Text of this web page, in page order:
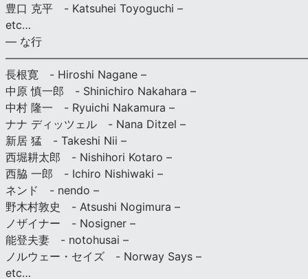
豊口 克平 - Katsuhei Toyoguchi –
etc…
— な行
長根寛 - Hiroshi Nagane –
中原 慎一郎 - Shinichiro Nakahara –
中村 隆一 - Ryuichi Nakamura –
ナナ ディッツェル - Nana Ditzel –
新居 猛 - Takeshi Nii –
西堀耕太郎 - Nishihori Kotaro –
西脇 一郎 - Ichiro Nishiwaki –
ネンド - nendo –
野木村敦史 - Atsushi Nogimura –
ノザイナー - Nosigner –
能登夫妻 - notohusai –
ノルウェー・セイズ - Norway Says –
etc…